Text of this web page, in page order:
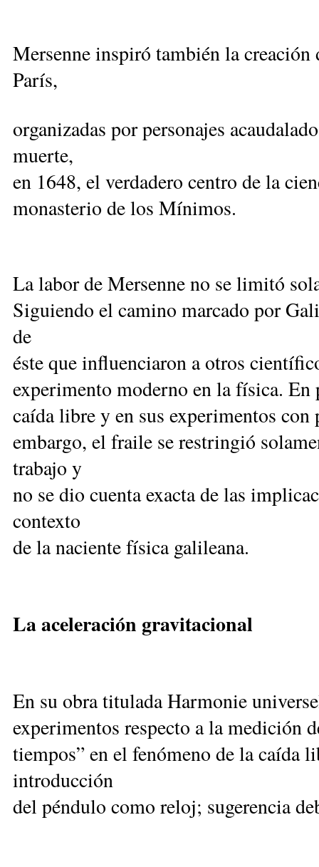
Mersenne inspiró también la
París,
organizadas por personajes
muerte,
en 1648, el verdadero centro de la
monasterio de los Mínimos.
La labor de Mersenne no se limitó
Siguiendo el camino marcado por
de
éste que influenciaron a otros
experimento moderno en la física.
caída libre y en sus experimentos
embargo, el fraile se restringió
trabajo y
no se dio cuenta exacta de las
contexto
de la naciente física galileana.
La aceleración gravitacional
En su obra titulada Harmonie
experimentos respecto a la medición
tiempos” en el fenómeno de la caída
introducción
del péndulo como reloj; sugerencia